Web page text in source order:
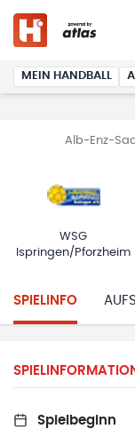
MEIN HANDBALL
Alb-Enz-
WSG
Ispringen/Pforzheim
SPIELINFO
Spielbeginn